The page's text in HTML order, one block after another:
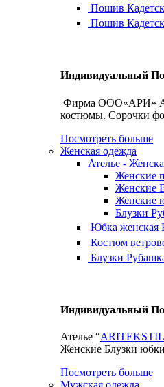
Пошив
Пошив
Индивидуальный
Фирма ООО«АРИ»
костюмы. Сорочки
Посмотреть больше
Женская одежда
Ателье -
Женские
Женские
Женские
Блузки
Юбка женская
Костюм
Блузки
Индивидуальный
Ателье “ARITEKSTIL
Женские Блузки
Посмотреть больше
Мужская одежда